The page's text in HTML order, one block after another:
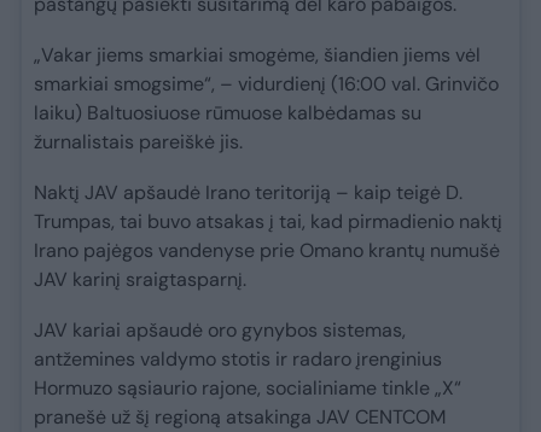
„Vakar jiems smarkiai smogėme, šiandien jiems vėl
smarkiai smogsime“, – vidurdienį (16:00 val. Grinvičo
laiku) Baltuosiuose rūmuose kalbėdamas su
žurnalistais pareiškė jis.
Naktį JAV apšaudė Irano teritoriją – kaip teigė D.
Trumpas, tai buvo atsakas į tai, kad pirmadienio naktį
Irano pajėgos vandenyse prie Omano krantų numušė
JAV karinį sraigtasparnį.
JAV kariai apšaudė oro gynybos sistemas,
antžemines valdymo stotis ir radaro įrenginius
Hormuzo sąsiaurio rajone, socialiniame tinkle „X“
pranešė už šį regioną atsakinga JAV CENTCOM